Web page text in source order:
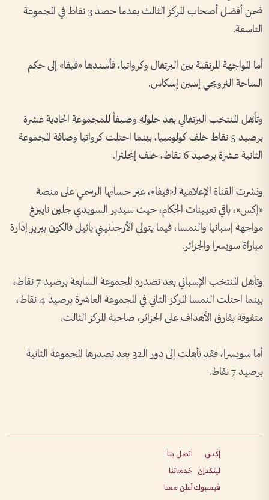
ضمن أفضل أصحاب المركز الثالث بعدما حصد 3 نقاط في المجموعة
التاسعة.
أما المواجهة المرتقبة بين البرتغال وكرواتيا، فأسندها «فيفا» إلى حكم
الساحة النرويجي إسبن إسكاس.
وتأهل المنتخب البرتغالي بعد حلوله وصيفاً للمجموعة الحادية عشرة
برصيد 5 نقاط خلف كولومبيا، بينما احتلت كرواتيا وصافة المجموعة
الثانية عشرة برصيد 6 نقاط، خلف إنجلترا.
ونشرت القناة الإعلامية لـ«فيفا»، عبر حسابها الرسمي على منصة
«إكس»، باقي تعيينات الحكام، حيث سيدير السويدي جلين نايبرغ
مواجهة إسبانيا والنمسا، فيما يتولى الأرجنتيني يائيل فالكون بيريز إدارة
مباراة سويسرا والجزائر.
وتأهل المنتخب الإسباني بعد تصدره المجموعة السابعة برصيد 7 نقاط،
بينما احتلت النمسا المركز الثاني في المجموعة العاشرة برصيد 4 نقاط،
متفوقة بفارق الأهداف على الجزائر، صاحبة المركز الثالث.
أما سويسرا، فقد تأهلت إلى دور الـ32 بعد تصدرها المجموعة الثانية
برصيد 7 نقاط.
إكس
لينكدإن
فيسبوك
اتصل بنا
خدماتنا
أعلن معنا